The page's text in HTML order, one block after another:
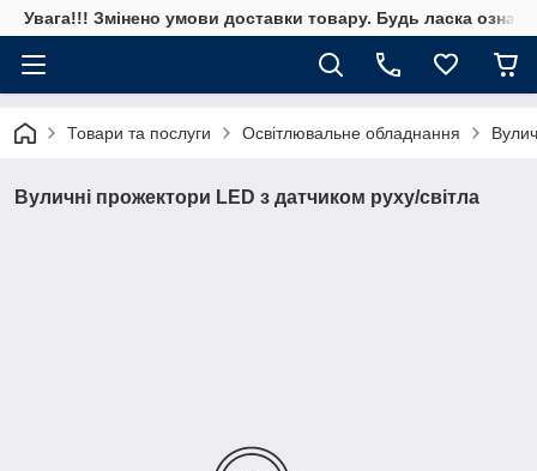
Увага!!! Змінено умови доставки товару. Будь ласка
Товари та послуги Освітлювальне обладнання
Вуличні прожектори LED з датчиком руху/світла